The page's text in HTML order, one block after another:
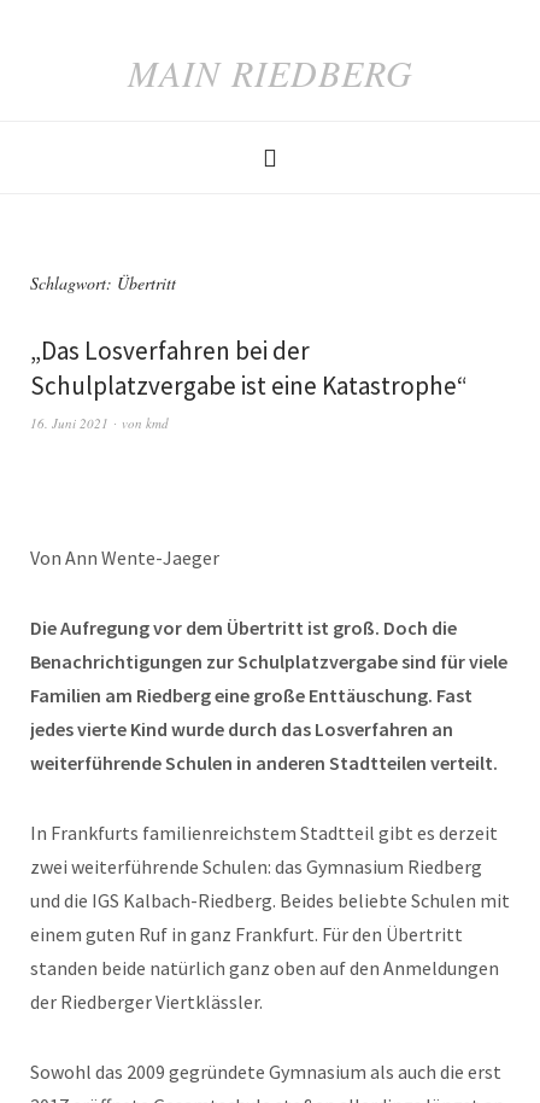
MAIN RIEDBERG
Schlagwort: Übertritt
„Das Losverfahren bei der
Schulplatzvergabe ist eine Katastrophe“
16. Juni 2021 von kmd
Von Ann Wente-Jaeger
Die Aufregung vor dem Übertritt ist groß. Doch die
Benachrichtigungen zur Schulplatzvergabe sind für viele
Familien am Riedberg eine große Enttäuschung. Fast
jedes vierte Kind wurde durch das Losverfahren an
weiterführende Schulen in anderen Stadtteilen verteilt.
In Frankfurts familienreichstem Stadtteil gibt es derzeit
zwei weiterführende Schulen: das Gymnasium Riedberg
und die IGS Kalbach-Riedberg. Beides beliebte Schulen mit
einem guten Ruf in ganz Frankfurt. Für den Übertritt
standen beide natürlich ganz oben auf den Anmeldungen
der Riedberger Viertklässler.
Sowohl das 2009 gegründete Gymnasium als auch die erst